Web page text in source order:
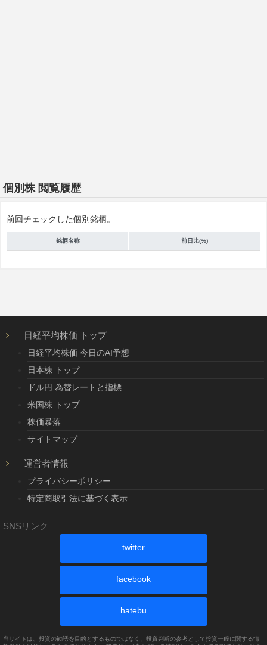
個別株 閲覧履歴
前回チェックした個別銘柄。
銘柄名称 前日比(%)
日経平均株価 トップ
日経平均株価 今日のAI予想
日本株 トップ
ドル円 為替レートと指標
米国株 トップ
株価暴落
サイトマップ
運営者情報
プライバシーポリシー
特定商取引法に基づく表示
SNSリンク
twitter
facebook
hatebu
当サイトは、投資の勧誘を目的とするものではなく、投資判断の参考として投資一般に関する情